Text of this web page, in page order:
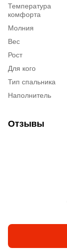
Температура
комфорта
Молния
Вес
Рост
Для кого
Тип спальника
Наполнитель
Отзывы